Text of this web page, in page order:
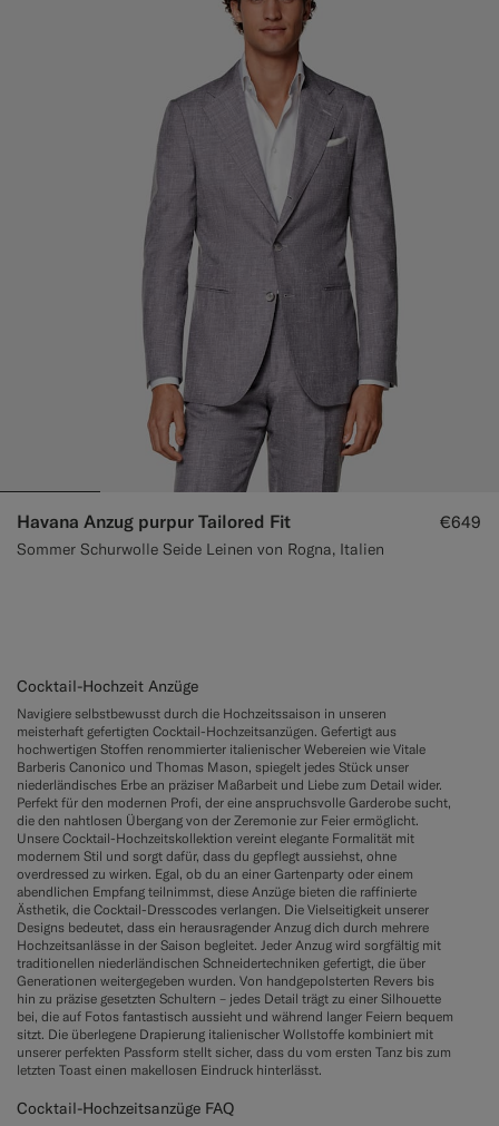
Havana Anzug purpur Tailored Fit
Sommer Schurwolle Seide Leinen von Rogna, Italien
€649
Cocktail-Hochzeit Anzüge
Navigiere selbstbewusst durch die Hochzeitssaison in unseren
meisterhaft gefertigten Cocktail-Hochzeitsanzügen. Gefertigt aus
hochwertigen Stoffen renommierter italienischer Webereien wie Vitale
Barberis Canonico und Thomas Mason, spiegelt jedes Stück unser
niederländisches Erbe an präziser Maßarbeit und Liebe zum Detail wider.
Perfekt für den modernen Profi, der eine anspruchsvolle Garderobe sucht,
die den nahtlosen Übergang von der Zeremonie zur Feier ermöglicht.
Unsere Cocktail-Hochzeitskollektion vereint elegante Formalität mit
modernem Stil und sorgt dafür, dass du gepflegt aussiehst, ohne
overdressed zu wirken. Egal, ob du an einer Gartenparty oder einem
abendlichen Empfang teilnimmst, diese Anzüge bieten die raffinierte
Ästhetik, die Cocktail-Dresscodes verlangen. Die Vielseitigkeit unserer
Designs bedeutet, dass ein herausragender Anzug dich durch mehrere
Hochzeitsanlässe in der Saison begleitet. Jeder Anzug wird sorgfältig mit
traditionellen niederländischen Schneidertechniken gefertigt, die über
Generationen weitergegeben wurden. Von handgepolsterten Revers bis
hin zu präzise gesetzten Schultern – jedes Detail trägt zu einer Silhouette
bei, die auf Fotos fantastisch aussieht und während langer Feiern bequem
sitzt. Die überlegene Drapierung italienischer Wollstoffe kombiniert mit
unserer perfekten Passform stellt sicher, dass du vom ersten Tanz bis zum
letzten Toast einen makellosen Eindruck hinterlässt.
Cocktail-Hochzeitsanzüge FAQ